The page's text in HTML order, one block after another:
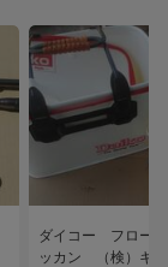
ダイコー フロー
ッカン （検）キ